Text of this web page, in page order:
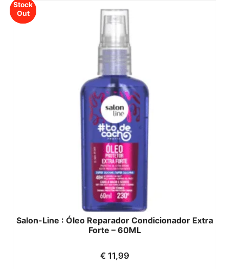
Stock
Out
Stock
Out
Salon-Line : Óleo Reparador Condicionador Extra
Forte – 60ML
€11,99